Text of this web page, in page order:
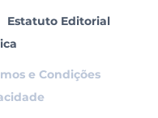
Estatuto Editorial
e Condições